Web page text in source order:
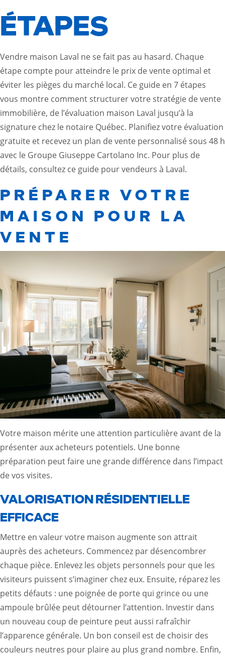
ÉTAPES
Vendre maison Laval ne se fait pas au hasard. Chaque
étape compte pour atteindre le prix de vente optimal et
éviter les pièges du marché local. Ce guide en 7 étapes
vous montre comment structurer votre stratégie de vente
immobilière, de l’évaluation maison Laval jusqu’à la
signature chez le notaire Québec. Planifiez votre évaluation
gratuite et recevez un plan de vente personnalisé sous 48 h
avec le Groupe Giuseppe Cartolano Inc. Pour plus de
détails, consultez ce guide pour vendeurs à Laval.
PRÉPARER VOTRE
MAISON POUR LA
VENTE
Votre maison mérite une attention particulière avant de la
présenter aux acheteurs potentiels. Une bonne
préparation peut faire une grande différence dans l’impact
de vos visites.
VALORISATION RÉSIDENTIELLE
EFFICACE
Mettre en valeur votre maison augmente son attrait
auprès des acheteurs. Commencez par désencombrer
chaque pièce. Enlevez les objets personnels pour que les
visiteurs puissent s’imaginer chez eux. Ensuite, réparez les
petits défauts : une poignée de porte qui grince ou une
ampoule brûlée peut détourner l’attention. Investir dans
un nouveau coup de peinture peut aussi rafraîchir
l’apparence générale. Un bon conseil est de choisir des
couleurs neutres pour plaire au plus grand nombre. Enfin,